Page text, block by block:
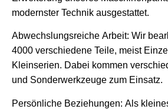
modernster Technik ausgestattet.
Abwechslungsreiche Arbeit: Wir
4000 verschiedene Teile, meist
Kleinserien. Dabei kommen
und Sonderwerkzeuge zum Einsatz.
Persönliche Beziehungen: Als